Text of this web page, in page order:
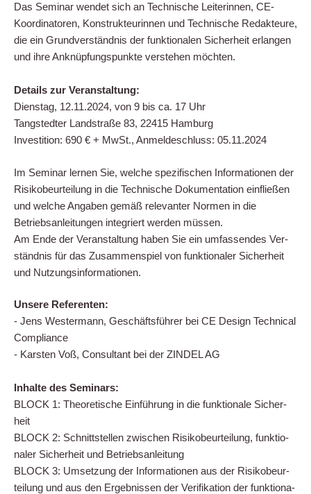
Das Semi­nar wen­det sich an Tech­ni­sche Lei­te­rin­nen, CE-
Koor­di­na­to­ren, Kon­struk­teu­rin­nen und Tech­ni­sche Redak­teu­re,
die ein Grund­ver­ständ­nis der funk­tio­na­len Sicher­heit erlan­gen
und ihre Anknüp­fungs­punk­te ver­ste­hen möch­ten.
Details zur Ver­an­stal­tung:
Diens­tag, 12.11.2024, von 9 bis ca. 17 Uhr
Tang­sted­ter Land­stra­ße 83, 22415 Hamburg
Inves­ti­ti­on: 690 € + MwSt., Anmel­de­schluss: 05.11.2024
Im Semi­nar ler­nen Sie, wel­che spe­zi­fi­schen Infor­ma­tio­nen der
Risi­ko­be­ur­tei­lung in die Tech­ni­sche Doku­men­ta­ti­on ein­flie­ßen
und wel­che Anga­ben gemäß rele­van­ter Nor­men in die
Betriebs­an­lei­tun­gen inte­griert wer­den müs­sen.
Am Ende der Ver­an­stal­tung haben Sie ein umfas­sen­des Ver­
ständ­nis für das Zusam­men­spiel von funk­tio­na­ler Sicher­heit
und Nutzungsinformationen.
Unse­re Refe­ren­ten:
- Jens Wes­ter­mann, Geschäfts­füh­rer bei CE Design Tech­ni­cal
Com­pli­ance
- Kars­ten Voß, Con­sul­tant bei der ZINDEL AG
Inhal­te des Semi­nars:
BLOCK 1: Theo­re­ti­sche Ein­füh­rung in die funk­tio­na­le Sicher­
heit
BLOCK 2: Schnitt­stel­len zwi­schen Risi­ko­be­ur­tei­lung, funk­tio­
na­ler Sicher­heit und Betriebs­an­lei­tung
BLOCK 3: Umset­zung der Infor­ma­tio­nen aus der Risi­ko­be­ur­
tei­lung und aus den Ergeb­nis­sen der Veri­fi­ka­ti­on der funk­tio­na­